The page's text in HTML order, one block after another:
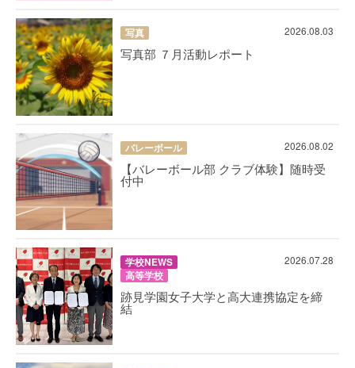
写真 2026.08.03
写真部 ７月活動レポート
バレーボール 2026.08.02
【バレーボール部 クラブ体験】随時受
付中
学校NEWS
高等学校
2026.07.28
跡見学園女子大学と高大連携協定を締
結